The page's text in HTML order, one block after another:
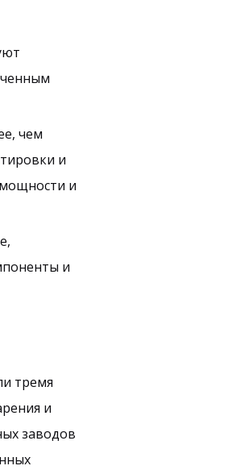
чем
и
и
и
тремя
и
заводов